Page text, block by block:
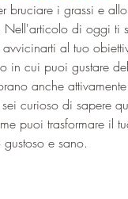
i grassi e allo
di oggi ti
al tuo
in cui puoi gustare
anche
curioso di sapere
puoi trasformare il
e sano.